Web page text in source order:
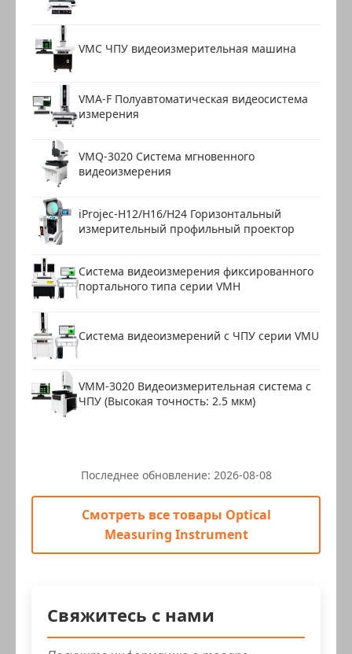
VMC ЧПУ видеоизмерительная машина
VMA-F Полуавтоматическая видеосистема
измерения
VMQ-3020 Система мгновенного
видеоизмерения
iProjec-H12/H16/H24 Горизонтальный
измерительный профильный проектор
Система видеоизмерения фиксированного
портального типа серии VMH
Система видеоизмерений с ЧПУ серии VMU
VMM-3020 Видеоизмерительная система с
ЧПУ (Высокая точность: 2.5 мкм)
Последнее обновление: 2026-08-08
Смотреть все товары Optical
Measuring Instrument
Свяжитесь с нами